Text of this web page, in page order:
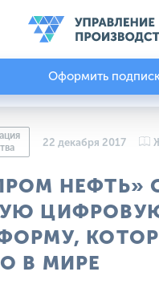
Оформить
22 декабря 2017
НЕФТЬ»
В МИРЕ